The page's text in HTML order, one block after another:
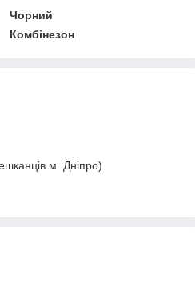
Чорний
Комбінезон
м. Дніпро)